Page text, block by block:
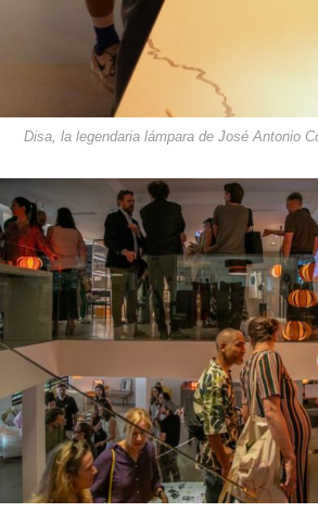
Disa, la legendaria lámpara de José Antonio